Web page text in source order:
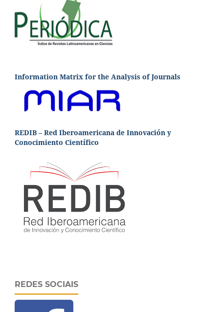
Information Matrix for the Analysis of Journals
REDIB – Red Iberoamericana de Innovación y
Conocimiento Científico
REDES SOCIAIS